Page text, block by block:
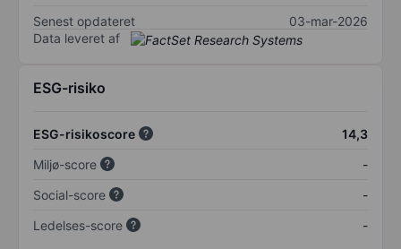
Senest opdateret
03-mar-2026
Data leveret af
ESG-risiko
ESG-risikoscore
14,3
Miljø-score
-
Social-score
-
Ledelses-score
-